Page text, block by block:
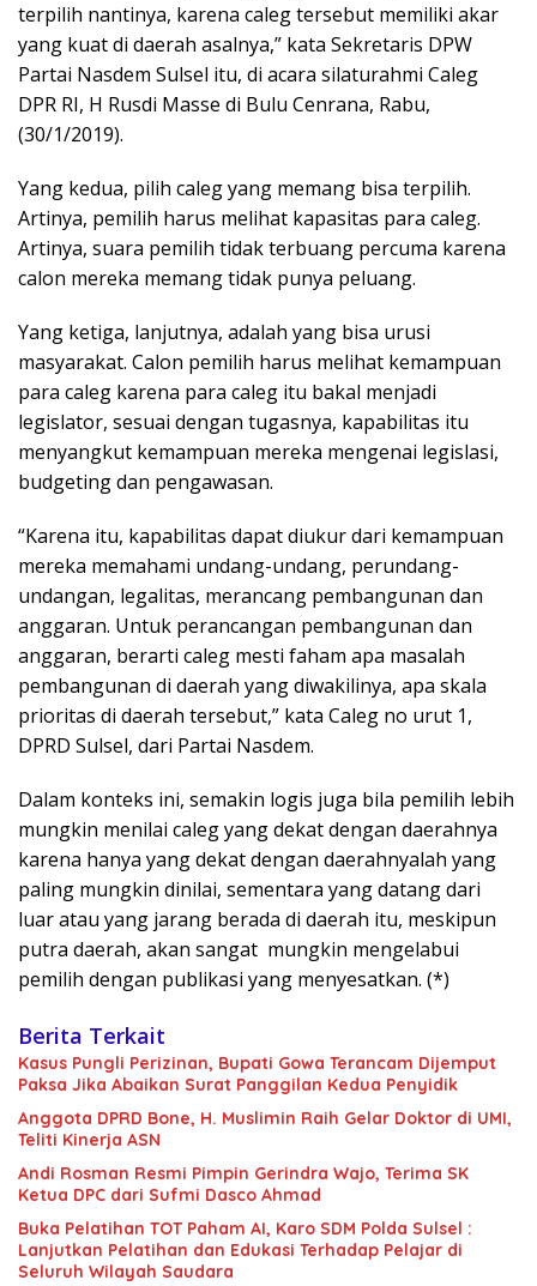
terpilih nantinya, karena caleg tersebut memiliki akar
yang kuat di daerah asalnya,” kata Sekretaris DPW
Partai Nasdem Sulsel itu, di acara silaturahmi Caleg
DPR RI, H Rusdi Masse di Bulu Cenrana, Rabu,
(30/1/2019).
Yang kedua, pilih caleg yang memang bisa terpilih.
Artinya, pemilih harus melihat kapasitas para caleg.
Artinya, suara pemilih tidak terbuang percuma karena
calon mereka memang tidak punya peluang.
Yang ketiga, lanjutnya, adalah yang bisa urusi
masyarakat. Calon pemilih harus melihat kemampuan
para caleg karena para caleg itu bakal menjadi
legislator, sesuai dengan tugasnya, kapabilitas itu
menyangkut kemampuan mereka mengenai legislasi,
budgeting dan pengawasan.
“Karena itu, kapabilitas dapat diukur dari kemampuan
mereka memahami undang-undang, perundang-
undangan, legalitas, merancang pembangunan dan
anggaran. Untuk perancangan pembangunan dan
anggaran, berarti caleg mesti faham apa masalah
pembangunan di daerah yang diwakilinya, apa skala
prioritas di daerah tersebut,” kata Caleg no urut 1,
DPRD Sulsel, dari Partai Nasdem.
Dalam konteks ini, semakin logis juga bila pemilih lebih
mungkin menilai caleg yang dekat dengan daerahnya
karena hanya yang dekat dengan daerahnyalah yang
paling mungkin dinilai, sementara yang datang dari
luar atau yang jarang berada di daerah itu, meskipun
putra daerah, akan sangat mungkin mengelabui
pemilih dengan publikasi yang menyesatkan. (*)
Berita Terkait
Kasus Pungli Perizinan, Bupati Gowa Terancam Dijemput
Paksa Jika Abaikan Surat Panggilan Kedua Penyidik
Anggota DPRD Bone, H. Muslimin Raih Gelar Doktor di UMI,
Teliti Kinerja ASN
Andi Rosman Resmi Pimpin Gerindra Wajo, Terima SK
Ketua DPC dari Sufmi Dasco Ahmad
Buka Pelatihan TOT Paham AI, Karo SDM Polda Sulsel :
Lanjutkan Pelatihan dan Edukasi Terhadap Pelajar di
Seluruh Wilayah Saudara